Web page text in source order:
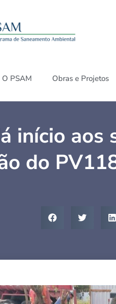
O PSAM Obras e Projetos
início aos
do